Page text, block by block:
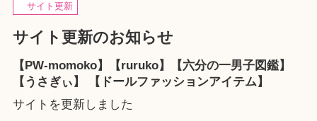
サイト更新
サイト更新のお知らせ
【PW-momoko】【ruruko】【六分の一男子図鑑】
【うさぎぃ】 【ドールファッションアイテム】
サイトを更新しました